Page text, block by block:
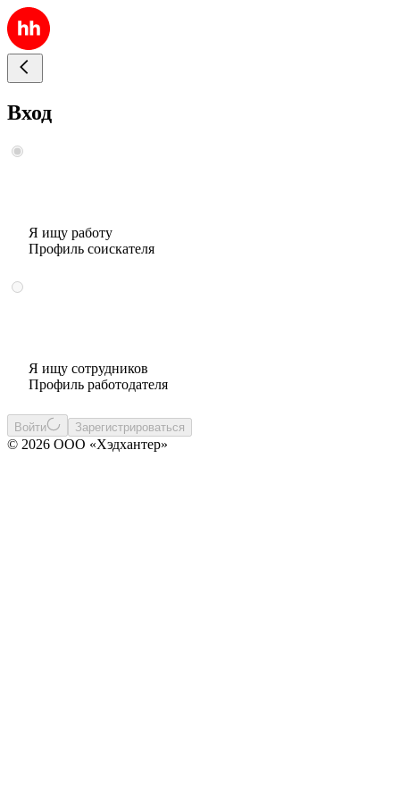
Вход
Я ищу работу
Профиль соискателя
Я ищу сотрудников
Профиль работодателя
Войти Зарегистрироваться
© 2026 ООО «Хэдхантер»